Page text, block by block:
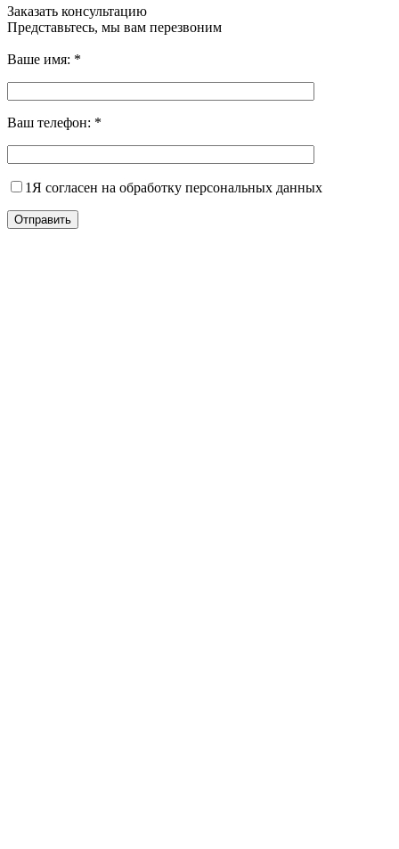
Заказать консультацию
Представьтесь, мы вам перезвоним
Ваше имя: *
Ваш телефон: *
1 Я согласен на обработку персональных данных